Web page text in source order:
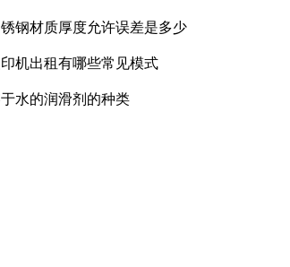
钢材质厚度允许误差是多少
机出租有哪些常见模式
水的润滑剂的种类